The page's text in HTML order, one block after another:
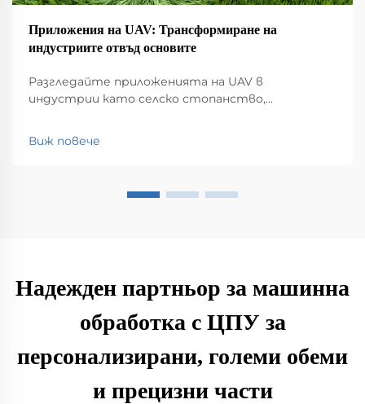
Приложения на UAV: Трансформиране на
индустриите отвъд основите
Разгледайте приложенията на UAV в
индустрии като селско стопанство,
среда, логистика и обществена безопасност.
Открийте влиянието им върху
Виж повече
Надежден партньор за машинна
обработка с ЦПУ за
персонализирани, големи обеми
и прецизни части